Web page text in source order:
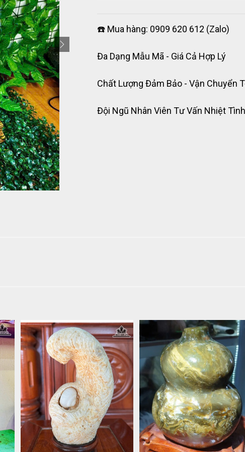
☎️ Mua hàng: 0909 620 612 (Zalo)
Đa Dạng Mẫu Mã - Giá Cả Hợp Lý
Chất Lượng Đảm Bảo - Vận Chuyển
Đội Ngũ Nhân Viên Tư Vấn Nhiệt Tình